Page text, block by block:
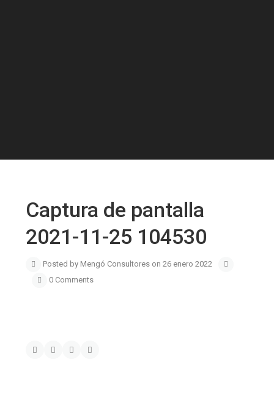
Captura de pantalla
2021-11-25 104530
Posted by Mengó Consultores on 26 enero 2022
0 Comments